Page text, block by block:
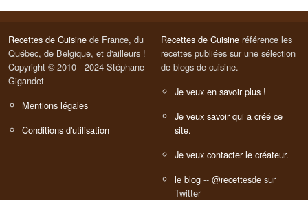
Recettes de Cuisine de France, du
Québec, de Belgique, et d'ailleurs !
Copyright © 2010 - 2024 Stéphane
Gigandet
Mentions légales
Conditions d'utilisation
Recettes de Cuisine référence les
recettes publiées sur une sélection
de blogs de cuisine.
Je veux en savoir plus !
Je veux savoir qui a créé ce
site.
Je veux contacter le créateur.
le blog -- @recettesde sur
Twitter